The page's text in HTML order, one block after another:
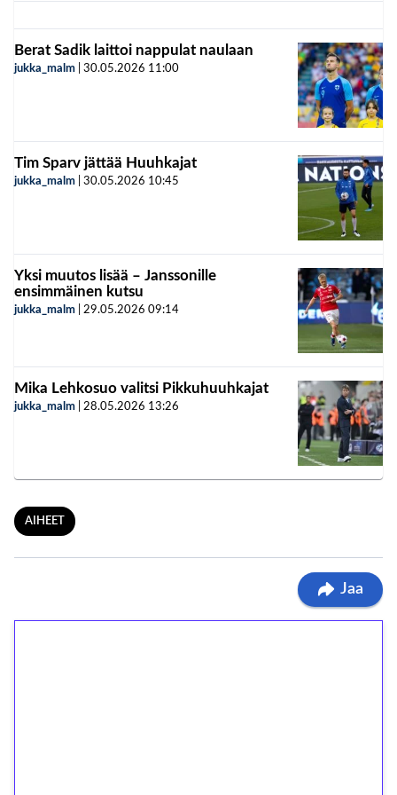
Berat Sadik laittoi nappulat naulaan
jukka_malm 30.05.2026 11:00
Tim Sparv jättää Huuhkajat
jukka_malm 30.05.2026 10:45
Yksi muutos lisää – Janssonille
ensimmäinen kutsu
jukka_malm 29.05.2026 09:14
Mika Lehkosuo valitsi Pikkuhuuhkajat
jukka_malm 28.05.2026 13:26
AIHEET
Jaa